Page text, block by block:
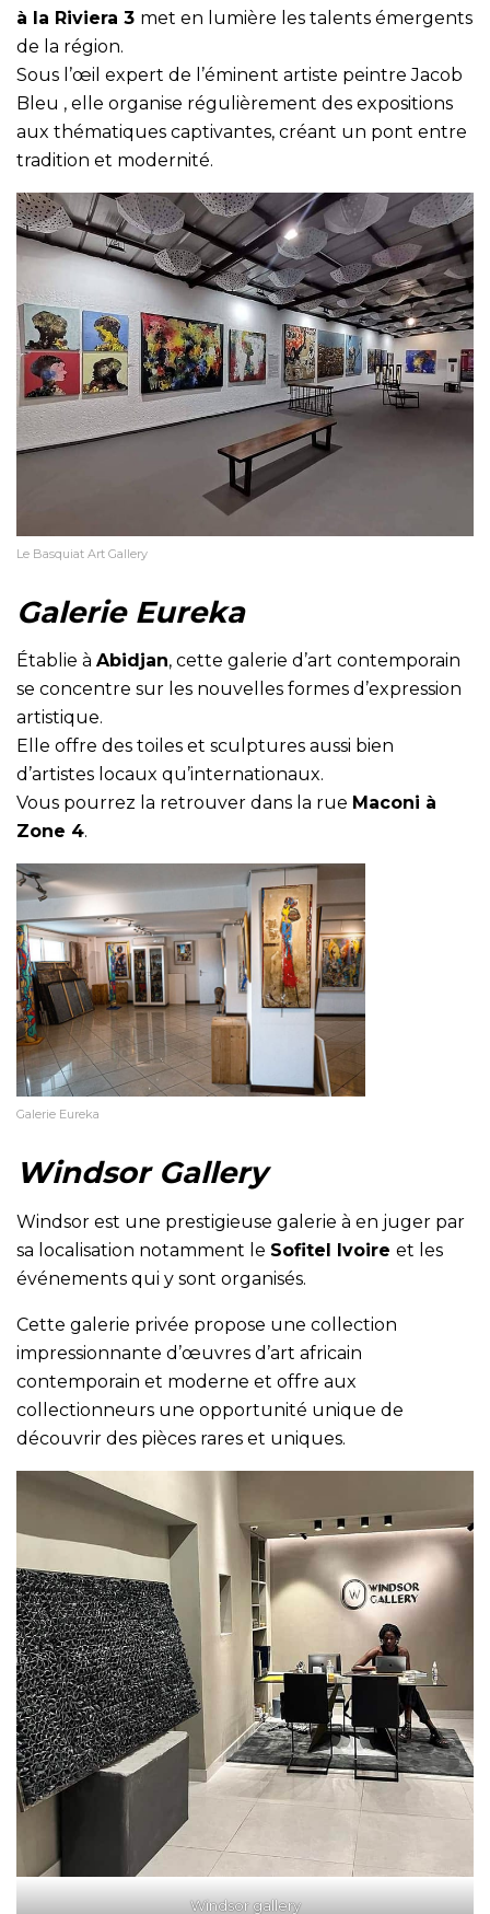
à la Riviera 3 met en lumière les talents émergents
de la région.
Sous l’œil expert de l’éminent artiste peintre Jacob
Bleu , elle organise régulièrement des expositions
aux thématiques captivantes, créant un pont entre
tradition et modernité.
Le Basquiat Art Gallery
Galerie Eureka
Établie à Abidjan, cette galerie d’art contemporain
se concentre sur les nouvelles formes d’expression
artistique.
Elle offre des toiles et sculptures aussi bien
d’artistes locaux qu’internationaux.
Vous pourrez la retrouver dans la rue Maconi à
Zone 4.
Galerie Eureka
Windsor Gallery
Windsor est une prestigieuse galerie à en juger par
sa localisation notamment le Sofitel Ivoire et les
événements qui y sont organisés.
Cette galerie privée propose une collection
impressionnante d’œuvres d’art africain
contemporain et moderne et offre aux
collectionneurs une opportunité unique de
découvrir des pièces rares et uniques.
Windsor gallery